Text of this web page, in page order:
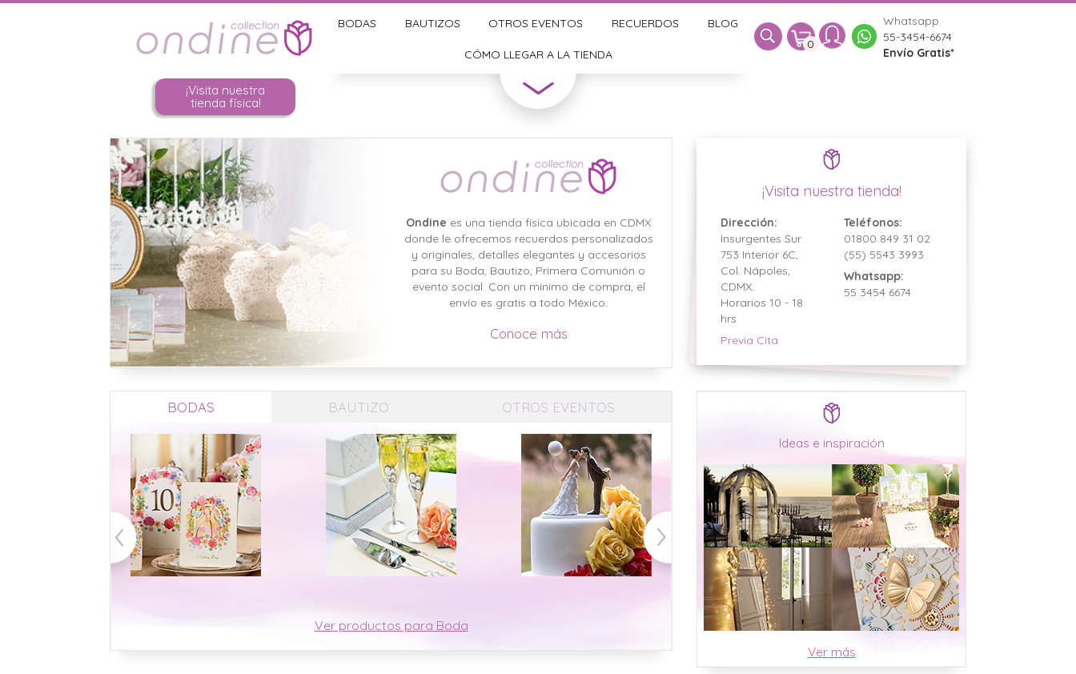
BODAS BAUTIZOS OTROS EVENTOS RECUERDOS BLOG
CÓMO LLEGAR A LA TIENDA
0
Whatsapp
55-3454-6674
Envío Gratis*
¡Visita nuestra
tienda física!
Ondine es una tienda física ubicada en CDMX
donde le ofrecemos recuerdos personalizados
y originales, detalles elegantes y accesorios
para su Boda, Bautizo, Primera Comunión o
evento social. Con un mínimo de compra, el
envío es gratis a todo México.
Conoce más
¡Visita nuestra tienda!
Dirección:
Insurgentes Sur
753 Interior 6C,
Col. Nápoles,
CDMX.
Horarios 10 - 18
hrs
Previa Cita
Teléfonos:
01800 849 31 02
(55) 5543 3993
Whatsapp:
55 3454 6674
BODAS BAUTIZO OTROS EVENTOS
Ver productos para Boda
Ideas e inspiración
Ver más